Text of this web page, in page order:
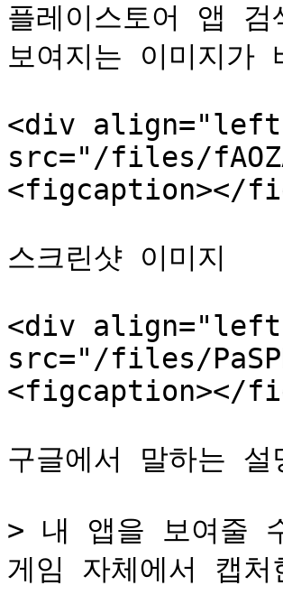
플레이스토어 앱
보여지는 이미지가
<div
src="/files/
<figcaption></
스크린샷 이미지
<div
src="/files/
<figcaption></
구글에서 말하는 설
> 내 앱을 보여줄
게임 자체에서 캡